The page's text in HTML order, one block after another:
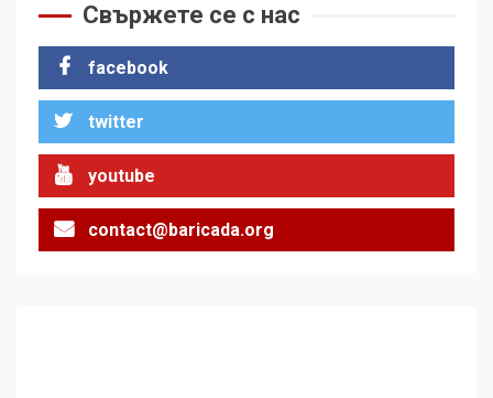
Свържете се с нас
facebook
twitter
youtube
contact@baricada.org